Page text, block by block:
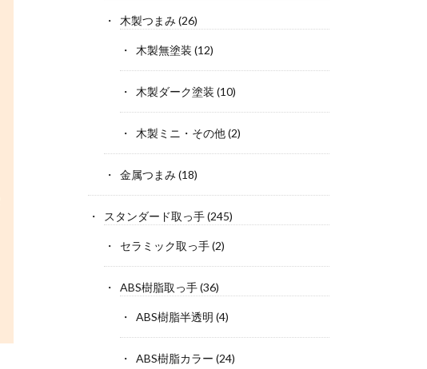
木製つまみ (26)
木製無塗装 (12)
木製ダーク塗装 (10)
木製ミニ・その他(2)
金属つまみ (18)
スタンダード取っ手(245)
セラミック取っ手(2)
ABS樹脂取っ手(36)
ABS樹脂半透明 (4)
ABS樹脂カラー (24)